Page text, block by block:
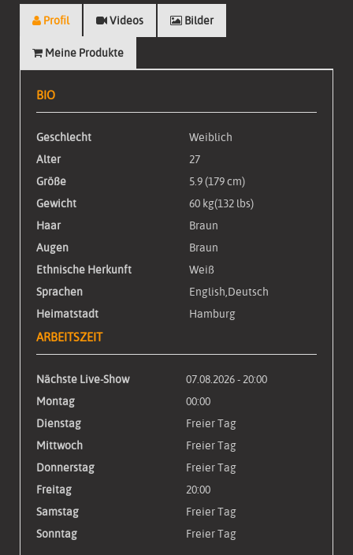
Profil Videos Bilder
Meine Produkte
BIO
Geschlecht
Weiblich
Alter
27
Größe
5.9 (179 cm)
Gewicht
60 kg(132 lbs)
Haar
Braun
Augen
Braun
Ethnische Herkunft
Weiß
Sprachen
English,Deutsch
Heimatstadt
Hamburg
ARBEITSZEIT
Nächste Live-Show
07.08.2026 - 20:00
Montag
00:00
Dienstag
Freier Tag
Mittwoch
Freier Tag
Donnerstag
Freier Tag
Freitag
20:00
Samstag
Freier Tag
Sonntag
Freier Tag